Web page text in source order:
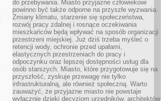
do przebywania. Miasto przyjazne człowiekowi
powinno być także odporne na przyszłe wyzwania.
Zmiany klimatu, starzenie się społeczeństwa,
rozwój pracy zdalnej i rosnące oczekiwania
mieszkańców będą wpływać na sposób organizacji
przestrzeni miejskiej. Już dziś trzeba myśleć o
retencji wody, ochronie przed upałami,
elastycznych przestrzeniach do pracy i
odpoczynku oraz lepszej dostępności usług dla
osób starszych. Miasto, które przygotowuje się na
przyszłość, zyskuje przewagę nie tylko
infrastrukturalną, ale również społeczną. Warto
zauważyć, że przyjazne miasto nie powstaje
wyłącznie dzięki decyzjom urzędników, architektów